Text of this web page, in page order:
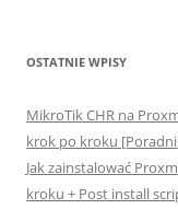
OSTATNIE WPISY
MikroTik CHR na
krok po kroku
Jak zainstalować
kroku + Post install